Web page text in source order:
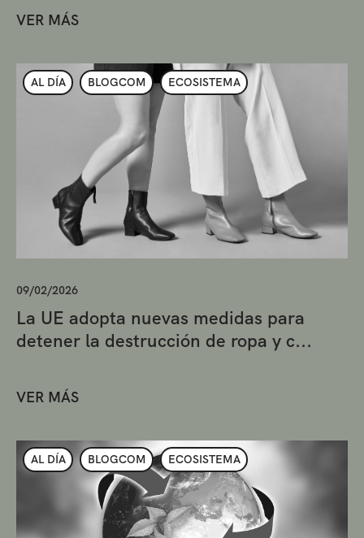
VER MÁS
AL DÍA BLOGCOM ECOSISTEMA
09/02/2026
La UE adopta nuevas medidas para
detener la destrucción de ropa y c...
VER MÁS
AL DÍA BLOGCOM ECOSISTEMA